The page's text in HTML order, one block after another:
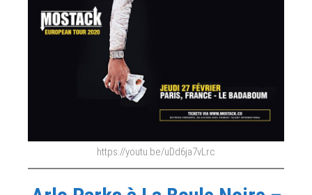
https://youtu.be/uDd6ja7vLrc